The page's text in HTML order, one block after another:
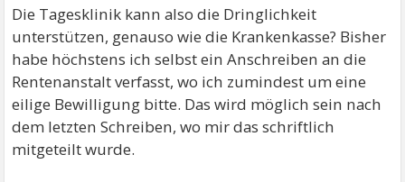
Die Tagesklinik kann also die Dringlichkeit
unterstützen, genauso wie die Krankenkasse? Bisher
habe höchstens ich selbst ein Anschreiben an die
Rentenanstalt verfasst, wo ich zumindest um eine
eilige Bewilligung bitte. Das wird möglich sein nach
dem letzten Schreiben, wo mir das schriftlich
mitgeteilt wurde.